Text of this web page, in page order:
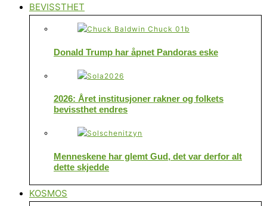
BEVISSTHET
Donald Trump har åpnet Pandoras eske
2026: Året institusjoner rakner og folkets
bevissthet endres
Menneskene har glemt Gud, det var derfor alt
dette skjedde
KOSMOS